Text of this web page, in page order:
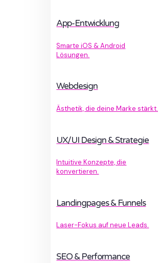
App-Entwicklung
Smarte iOS & Android
Lösungen.
Webdesign
Ästhetik, die deine Marke stärkt.
UX/UI Design & Strategie
Intuitive Konzepte, die
konvertieren.
Landingpages & Funnels
Laser-Fokus auf neue Leads.
SEO & Performance